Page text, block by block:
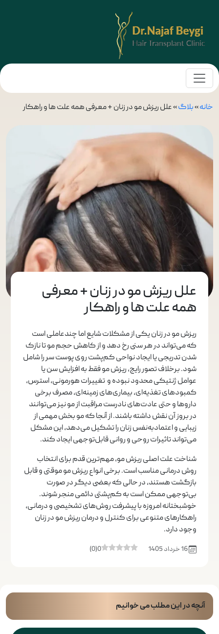
خانه»بلاگ»علل ریزش مو در زنان + معرفی همه علت ها و راهکار
علل ریزش مو در زنان + معرفی
همه علت ها و راهکار
ریزش مو در زنان یکی از مشکلات شایع اما چندعاملی است
که می‌تواند در هر سنی رخ دهد و از کاهش حجم مو تا نازک
شدن تدریجی یا ایجاد نواحی کم‌پشت روی پوست سر را شامل
شود. برخلاف تصور رایج، ریزش مو فقط به افزایش سن یا
عوامل ژنتیکی محدود نبوده و تغییرات هورمونی، استرس،
کمبودهای تغذیه‌ای، بیماری‌های زمینه‌ای، مصرف برخی
داروها و حتی عادت‌های نادرست مراقبت از مو نیز می‌توانند
در بروز آن نقش داشته باشند. از آنجا که مو بخش مهمی از
زیبایی و اعتمادبه‌نفس زنان را تشکیل می‌دهد، این مشکل
می‌تواند تاثیرات روحی و روانی قابل‌توجهی ایجاد کند.
شناخت علت اصلی ریزش مو، مهم‌ترین قدم برای انتخاب
روش درمانی مناسب است. برخی انواع ریزش مو موقتی و قابل
بازگشت هستند، در حالی که بعضی دیگر در صورت
بی‌توجهی ممکن است به کم‌پشتی دائمی منجر شوند.
خوشبختانه امروزه با پیشرفت روش‌های تشخیصی و درمانی،
راهکارهای متنوعی برای کنترل و درمان ریزش مو در زنان
وجود دارد.
16 خرداد 1405 0
(
0
)
آنچه در این مطلب می خوانیم